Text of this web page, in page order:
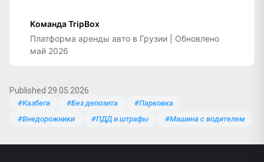
Команда TripBox
Платформа аренды авто в Грузии | Обновлено
май 2026
Published 29.05.2026
#Казбеги #Без депозита
#Парковка
#Внедорожники
#ПДД и штрафы #Машина с водителем